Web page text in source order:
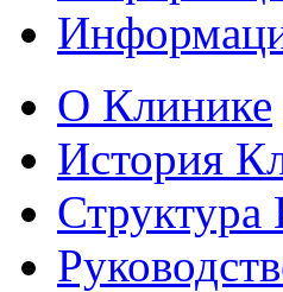
О Клинике
История